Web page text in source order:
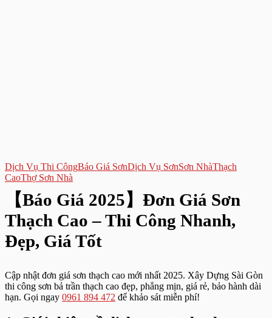
Dịch Vụ Thi CôngBáo Giá SơnDịch Vụ SơnSơn NhàThạch
CaoThợ Sơn Nhà
【Báo Giá 2025】Đơn Giá Sơn
Thạch Cao – Thi Công Nhanh,
Đẹp, Giá Tốt
Cập nhật đơn giá sơn thạch cao mới nhất 2025. Xây Dựng Sài Gòn
thi công sơn bả trần thạch cao đẹp, phẳng mịn, giá rẻ, bảo hành dài
hạn. Gọi ngay 0961 894 472 để khảo sát miễn phí!